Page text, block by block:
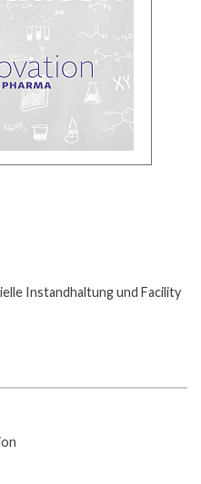
Instandhaltung und Facility